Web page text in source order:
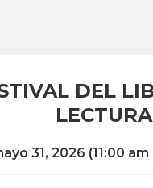
DEL
LECTURA
31, 2026 (11:00